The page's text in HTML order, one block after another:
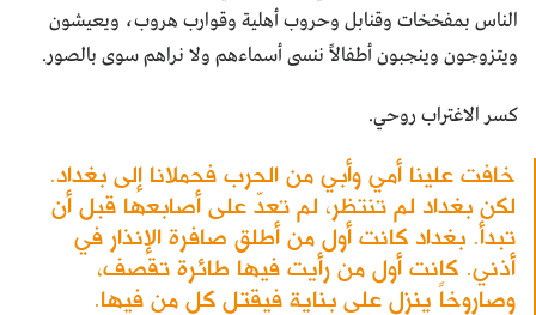
الناس بمفخخات وقنابل وحروب أهلية وقوارب هروب، ويعيشون
ويتزوجون وينجبون أطفالاً ننسى أسماءهم ولا نراهم سوى بالصور.
كسر الاغتراب روحي.
خافت علينا أمي وأبي من الحرب فحملانا إلى بغداد.
لكن بغداد لم تنتظر، لم تعدّ على أصابعها قبل أن
تبدأ. بغداد كانت أول من أطلق صافرة الإنذار في
أذني. كانت أول من رأيت فيها طائرة تقصف،
وصاروخاً ينزل على بناية فيقتل كل من فيها.